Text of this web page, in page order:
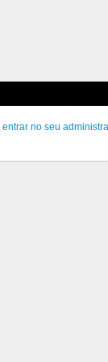
entrar no seu